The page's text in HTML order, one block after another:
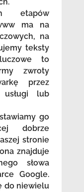
etapów
ma na
na
teksty
to
zwroty
przez
lub
go
dobrze
stronie
znajduje
słowa
Google.
do niewielu